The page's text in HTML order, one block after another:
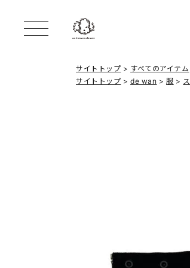
サイトトップ すべてのアイテム
サイトトップ
de wan 服